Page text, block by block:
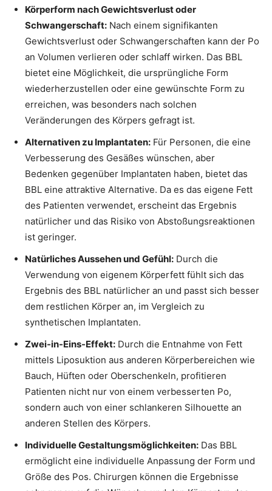
Körperform nach Gewichtsverlust oder
Schwangerschaft: Nach einem signifikanten
Gewichtsverlust oder Schwangerschaften kann der Po
an Volumen verlieren oder schlaff wirken. Das BBL
bietet eine Möglichkeit, die ursprüngliche Form
wiederherzustellen oder eine gewünschte Form zu
erreichen, was besonders nach solchen
Veränderungen des Körpers gefragt ist.
Alternativen zu Implantaten: Für Personen, die eine
Verbesserung des Gesäßes wünschen, aber
Bedenken gegenüber Implantaten haben, bietet das
BBL eine attraktive Alternative. Da es das eigene Fett
des Patienten verwendet, erscheint das Ergebnis
natürlicher und das Risiko von Abstoßungsreaktionen
ist geringer.
Natürliches Aussehen und Gefühl: Durch die
Verwendung von eigenem Körperfett fühlt sich das
Ergebnis des BBL natürlicher an und passt sich besser
dem restlichen Körper an, im Vergleich zu
synthetischen Implantaten.
Zwei-in-Eins-Effekt: Durch die Entnahme von Fett
mittels Liposuktion aus anderen Körperbereichen wie
Bauch, Hüften oder Oberschenkeln, profitieren
Patienten nicht nur von einem verbesserten Po,
sondern auch von einer schlankeren Silhouette an
anderen Stellen des Körpers.
Individuelle Gestaltungsmöglichkeiten: Das BBL
ermöglicht eine individuelle Anpassung der Form und
Größe des Pos. Chirurgen können die Ergebnisse